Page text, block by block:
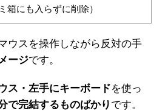
箱にも入らずに削除）
ウスを操作しながら反対の手
ージです。
ス・左手にキーボードを使っ
で完結するものばかり です。